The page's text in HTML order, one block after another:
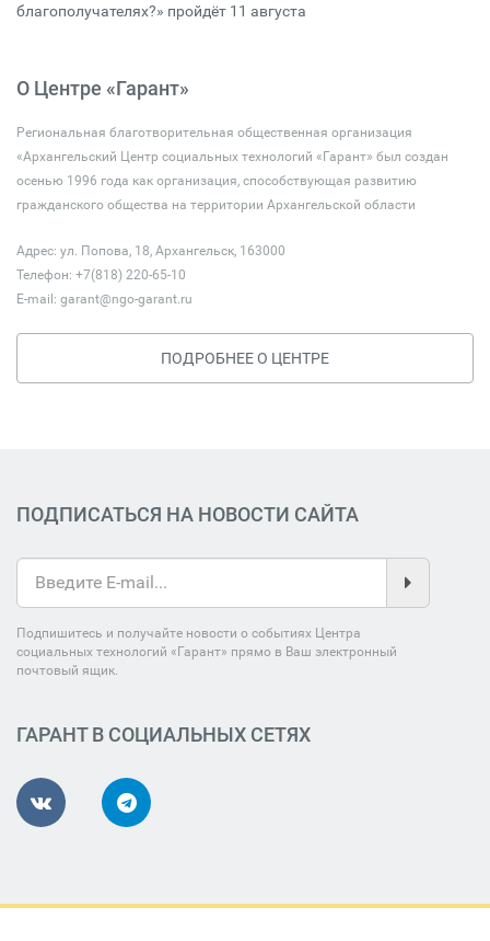
благополучателях?» пройдёт 11 августа
О Центре «Гарант»
Региональная благотворительная общественная организация
«Архангельский Центр социальных технологий «Гарант» был создан
осенью 1996 года как организация, способствующая развитию
гражданского общества на территории Архангельской области
Адрес: ул. Попова, 18, Архангельск, 163000
Телефон: +7(818) 220-65-10
E-mail: garant@ngo-garant.ru
ПОДРОБНЕЕ О ЦЕНТРЕ
ПОДПИСАТЬСЯ НА НОВОСТИ САЙТА
Подпишитесь и получайте новости о событиях Центра
социальных технологий «Гарант» прямо в Ваш электронный
почтовый ящик.
ГАРАНТ В СОЦИАЛЬНЫХ СЕТЯХ